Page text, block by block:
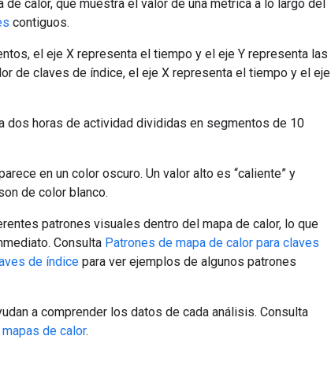
calor, que muestra el valor de una métrica a lo largo del
contiguos.
el eje X representa el tiempo y el eje Y representa las
de claves de índice, el eje X representa el tiempo y el eje
dos horas de actividad divididas en segmentos de 10
en un color oscuro. Un valor alto es “caliente” y
de color blanco.
patrones visuales dentro del mapa de calor, lo que
Consulta Patrones de mapa de calor para claves
de índice para ver ejemplos de algunos patrones
a comprender los datos de cada análisis. Consulta
de calor.